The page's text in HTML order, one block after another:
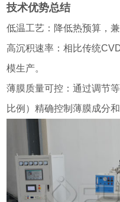
技术优势总结
低温工艺：降低热预算，
高沉积速率：相比传统
模生产。
薄膜质量可控：通过调节
比例）精确控制薄膜成分和